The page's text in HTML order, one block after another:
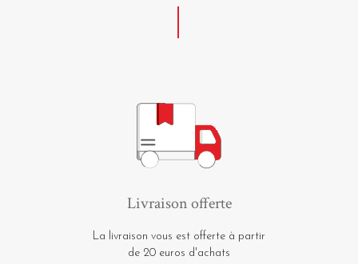
Livraison offerte
La livraison vous est offerte à partir
de 20 euros d'achats